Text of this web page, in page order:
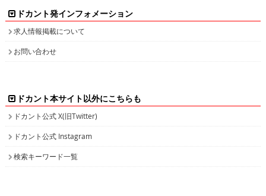
ドカント発インフォメーション
求人情報掲載について
お問い合わせ
ドカント本サイト以外にこちらも
ドカント公式 X(旧Twitter)
ドカント公式 Instagram
検索キーワード一覧